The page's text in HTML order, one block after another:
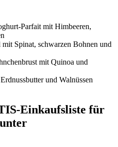
Parfait mit Himbeeren,
Spinat, schwarzen Bohnen und
mit Quinoa und
und Walnüssen
Einkaufsliste für